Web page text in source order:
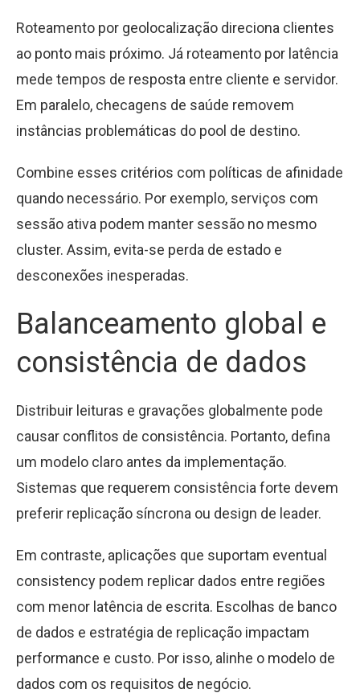
Roteamento por geolocalização direciona clientes
ao ponto mais próximo. Já roteamento por latência
mede tempos de resposta entre cliente e servidor.
Em paralelo, checagens de saúde removem
instâncias problemáticas do pool de destino.
Combine esses critérios com políticas de afinidade
quando necessário. Por exemplo, serviços com
sessão ativa podem manter sessão no mesmo
cluster. Assim, evita-se perda de estado e
desconexões inesperadas.
Balanceamento global e
consistência de dados
Distribuir leituras e gravações globalmente pode
causar conflitos de consistência. Portanto, defina
um modelo claro antes da implementação.
Sistemas que requerem consistência forte devem
preferir replicação síncrona ou design de leader.
Em contraste, aplicações que suportam eventual
consistency podem replicar dados entre regiões
com menor latência de escrita. Escolhas de banco
de dados e estratégia de replicação impactam
performance e custo. Por isso, alinhe o modelo de
dados com os requisitos de negócio.